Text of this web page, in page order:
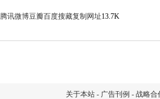
腾讯微博豆瓣百度搜藏复制网址13.7K
关于本站 - 广告刊例 - 战略合